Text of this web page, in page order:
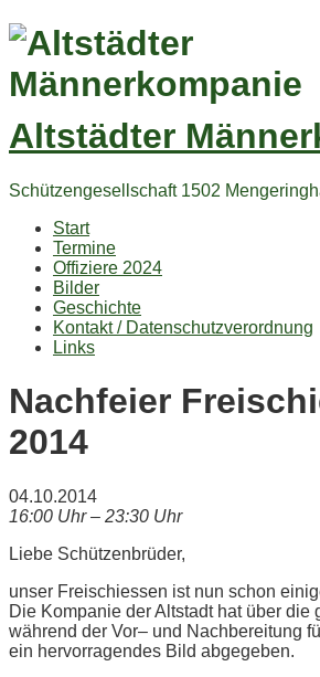
Altstädter
Schützengesellschaft 1502
Start
Termine
Offiziere 2024
Bilder
Geschichte
Kontakt / Datenschutzverordnung
Links
Nachfeier
2014
04.10.2014
16:00 Uhr – 23:30 Uhr
Liebe Schützenbrüder,
unser Freischiessen ist nun schon
Die Kompanie der Altstadt hat über die
während der Vor– und Nachbereitung
ein hervorragendes Bild abgegeben.